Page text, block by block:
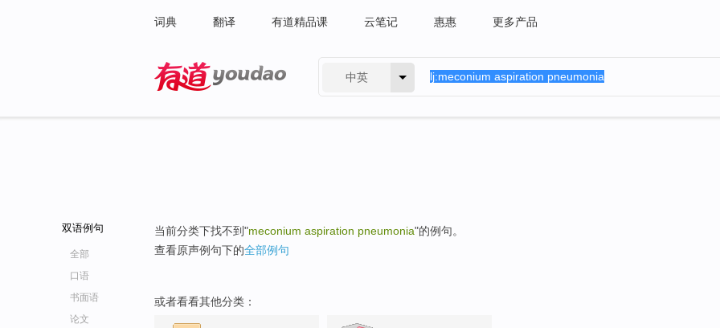
词典 翻译 有道精品课 云笔记 惠惠 更多产品
中英
双语例句
全部
口语
书面语
论文
当前分类下找不到"meconium aspiration pneumonia"的例句。
查看原声例句下的全部例句
或者看看其他分类：